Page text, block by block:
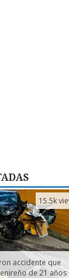
accidente que
de 21 años
15.5k